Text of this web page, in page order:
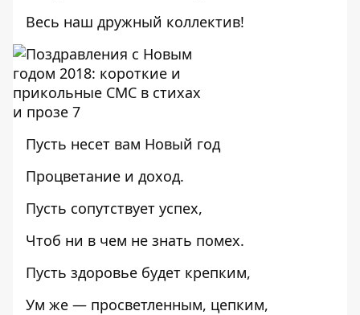
Весь наш дружный коллектив!
Пусть несет вам Новый год
Процветание и доход.
Пусть сопутствует успех,
Чтоб ни в чем не знать помех.
Пусть здоровье будет крепким,
Ум же — просветленным, цепким,